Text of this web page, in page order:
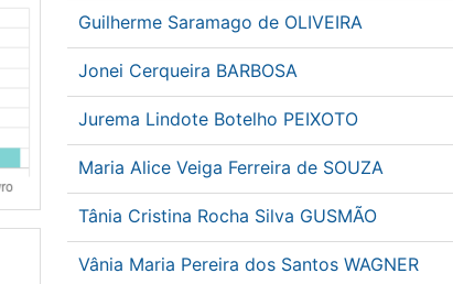
Guilherme Saramago de OLIVEIRA
Jonei Cerqueira BARBOSA
Jurema Lindote Botelho PEIXOTO
Maria Alice Veiga Ferreira de SOUZA
Tânia Cristina Rocha Silva GUSMÃO
Vânia Maria Pereira dos Santos WAGNER